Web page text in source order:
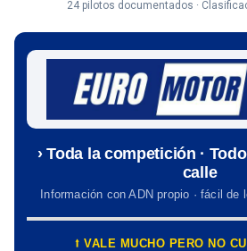
24 pilotos documentados ·
› Toda la competición ·
calle
Información con ADN propio · fácil de
⭡ VALE MUCHO PERO NO